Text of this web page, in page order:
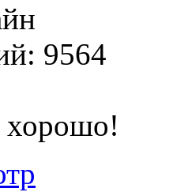
9564
хорошо!